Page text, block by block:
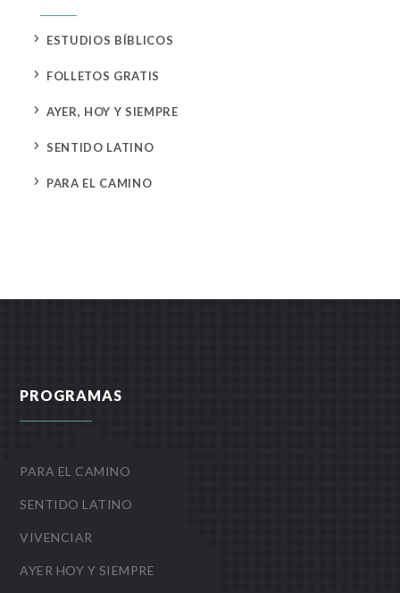
5 ESTUDIOS BÍBLICOS
5 FOLLETOS GRATIS
5 AYER, HOY Y SIEMPRE
5 SENTIDO LATINO
5 PARA EL CAMINO
PROGRAMAS
PARA EL CAMINO
SENTIDO LATINO
VIVENCIAR
AYER HOY Y SIEMPRE